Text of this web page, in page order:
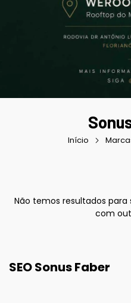
Início
Não temos resultados para
com
SEO Sonus Faber